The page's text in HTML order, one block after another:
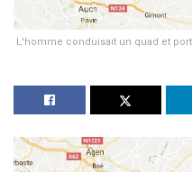
L'homme conduisait un quad et